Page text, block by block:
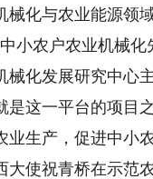
械化与农业能源领
小农户农业机械化
化发展研究中心主
是这一平台的项目
业生产，促进中小
使祝青桥在示范农